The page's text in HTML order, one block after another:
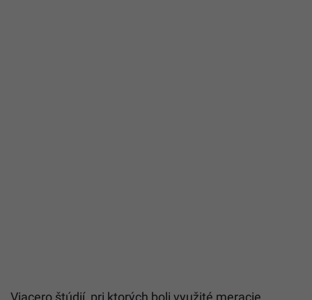
Viacero štúdií, pri ktorých boli využité meracie